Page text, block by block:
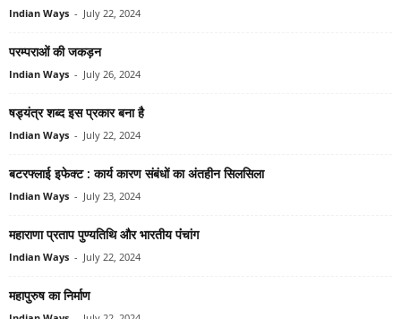
Indian Ways - July 22, 2024
परम्पराओं की जकड़न
Indian Ways - July 26, 2024
षड्यंत्र शब्द इस प्रकार बना है
Indian Ways - July 22, 2024
बटरफ्लाई इफेक्‍ट : कार्य कारण संबंधों का अंतहीन सिलसिला
Indian Ways - July 23, 2024
महाराणा प्रताप पुण्‍यतिथि और भारतीय पंंचांग
Indian Ways - July 22, 2024
महापुरुष का निर्माण